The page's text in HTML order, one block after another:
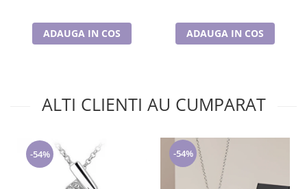
ADAUGA IN COS ADAUGA IN COS
ALTI CLIENTI AU CUMPARAT
-54% -54%